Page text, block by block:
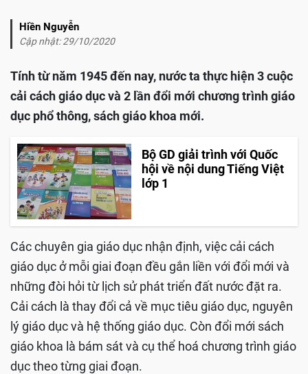
Hiền Nguyễn
Cập nhật: 29/10/2020
Tính từ năm 1945 đến nay, nước ta thực hiện 3 cuộc
cải cách giáo dục và 2 lần đổi mới chương trình giáo
dục phổ thông, sách giáo khoa mới.
Bộ GD giải trình với Quốc
hội về nội dung Tiếng Việt
lớp 1
Các chuyên gia giáo dục nhận định, việc cải cách
giáo dục ở mỗi giai đoạn đều gắn liền với đổi mới và
những đòi hỏi từ lịch sử phát triển đất nước đặt ra.
Cải cách là thay đổi cả về mục tiêu giáo dục, nguyên
lý giáo dục và hệ thống giáo dục. Còn đổi mới sách
giáo khoa là bám sát và cụ thể hoá chương trình giáo
dục theo từng giai đoạn.